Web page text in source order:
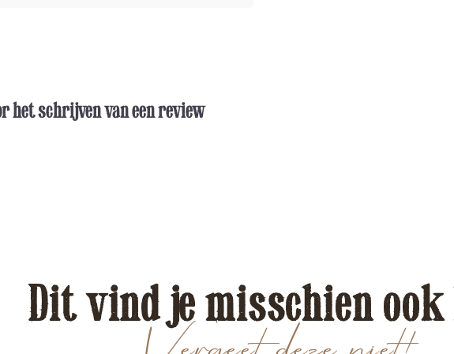
het schrijven van een review
Dit vind je misschien